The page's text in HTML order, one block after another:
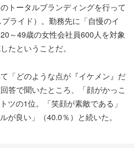
トータルブランディングを行って
ライド）。勤務先に「自慢のイ
～49歳の女性会社員600人を対象
たということだ。
「どのような点が『イケメン』だ
答で聞いたところ、「顔がかっこ
ツの1位。「笑顔が素敵である」
が良い」（40.0％）と続いた。